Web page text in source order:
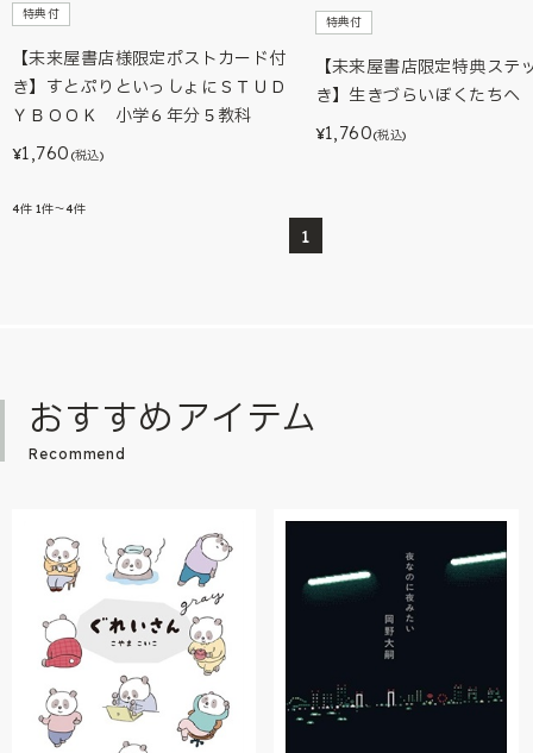
特典付
【未来屋書店様限定ポストカード付
き】すとぷりといっしょにＳＴＵＤ
ＹＢＯＯＫ 小学６年分５教科
¥1,760 (税込)
特典付
【未来屋書店限定特典ステ
き】生きづらいぼくたち
¥1,760(税込)
4件 1件～4件
1
おすすめアイテム
Recommend